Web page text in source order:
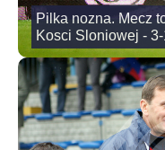
Pilka nozna. Mecz
Kosci Sloniowej -